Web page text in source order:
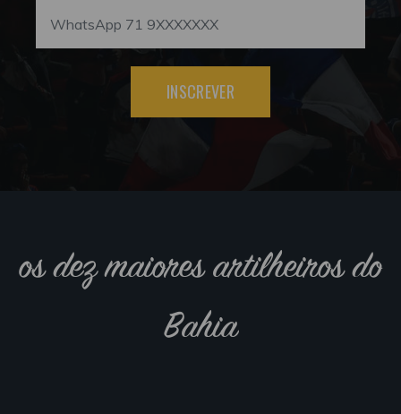
INSCREVER
os dez maiores artilheiros do
Bahia